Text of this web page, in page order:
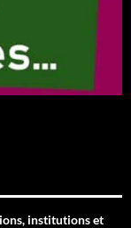
institutions et